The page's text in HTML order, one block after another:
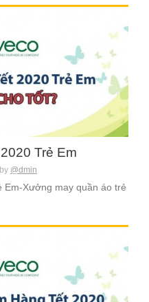
Trẻ Em
by @dmin
Em-Xưởng may quần áo trẻ